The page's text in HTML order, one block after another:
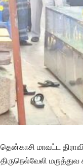
தென்காசி மாவட்ட
திருநெல்வேலி